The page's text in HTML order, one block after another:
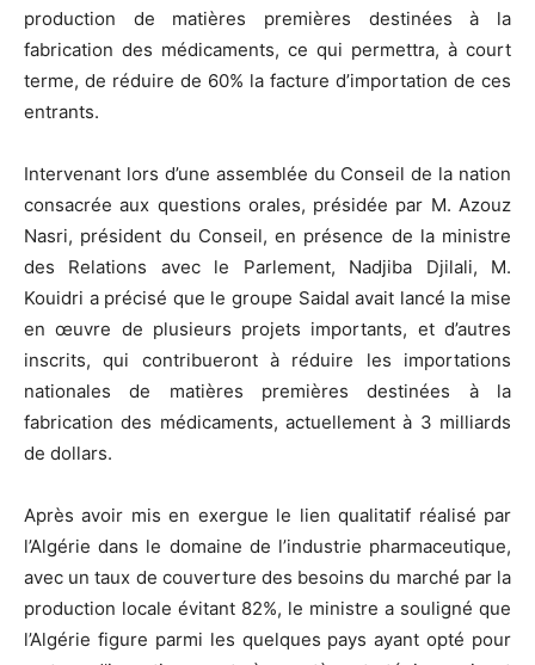
production de matières premières destinées à la
fabrication des médicaments, ce qui permettra, à court
terme, de réduire de 60% la facture d’importation de ces
entrants.
Intervenant lors d’une assemblée du Conseil de la nation
consacrée aux questions orales, présidée par M. Azouz
Nasri, président du Conseil, en présence de la ministre
des Relations avec le Parlement, Nadjiba Djilali, M.
Kouidri a précisé que le groupe Saidal avait lancé la mise
en œuvre de plusieurs projets importants, et d’autres
inscrits, qui contribueront à réduire les importations
nationales de matières premières destinées à la
fabrication des médicaments, actuellement à 3 milliards
de dollars.
Après avoir mis en exergue le lien qualitatif réalisé par
l’Algérie dans le domaine de l’industrie pharmaceutique,
avec un taux de couverture des besoins du marché par la
production locale évitant 82%, le ministre a souligné que
l’Algérie figure parmi les quelques pays ayant opté pour